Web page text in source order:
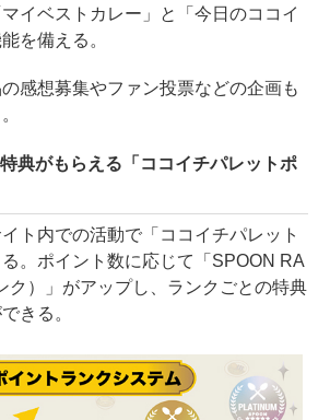
イベストカレー」と「今日のココイ
を備える。
感想募集やファン投票などの企画も
典がもらえる「ココイチパレットポ
ト内での活動で「ココイチパレット
。ポイント数に応じて「SPOON RA
ク）」がアップし、ランクごとの特典
きる。